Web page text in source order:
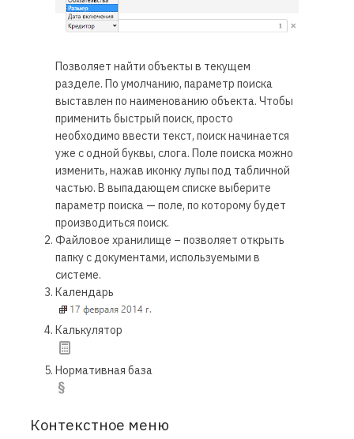
Позволяет найти объекты в текущем
разделе. По умолчанию, параметр поиска
выставлен по наименованию объекта. Чтобы
применить быстрый поиск, просто
необходимо ввести текст, поиск начинается
уже с одной буквы, слога. Поле поиска можно
изменить, нажав иконку лупы под табличной
частью. В выпадающем списке выберите
параметр поиска — поле, по которому будет
производиться поиск.
Файловое хранилище – позволяет открыть
папку с документами, используемыми в
системе.
Календарь
Калькулятор
Нормативная база
Контекстное меню